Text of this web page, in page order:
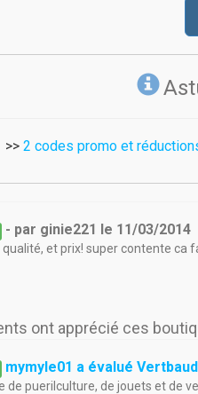
>> 2 codes promo et
- par ginie221 le 11/03/2014
et prix! super contente ca
ont apprécié ces
mymyle01 a évalué
de puerilculture, de jouets et de